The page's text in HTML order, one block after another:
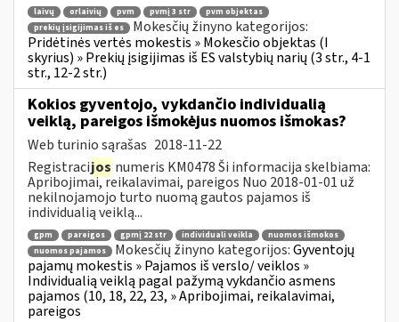
laivų orlaivių pvm pvmį 3 str
pvm objektas
prekių įsigijimas iš es
Mokesčių žinyno kategorijos:
Pridėtinės vertės mokestis » Mokesčio objektas (I
skyrius) » Prekių įsigijimas iš ES valstybių narių (3 str., 4-1
str., 12-2 str.)
Kokios gyventojo, vykdančio individualią
veiklą, pareigos išmokėjus nuomos išmokas?
Web turinio sąrašas 2018-11-22
Registracijos numeris KM0478 Ši informacija skelbiama:
Apribojimai, reikalavimai, pareigos Nuo 2018-01-01 už
nekilnojamojo turto nuomą gautos pajamos iš
individualią veiklą...
gpm pareigos gpmį 22 str individuali veikla
nuomos išmokos
nuomos pajamos
Mokesčių žinyno kategorijos:Gyventojų
pajamų mokestis » Pajamos iš verslo/ veiklos »
Individualią veiklą pagal pažymą vykdančio asmens
pajamos (10, 18, 22, 23, » Apribojimai, reikalavimai,
pareigos